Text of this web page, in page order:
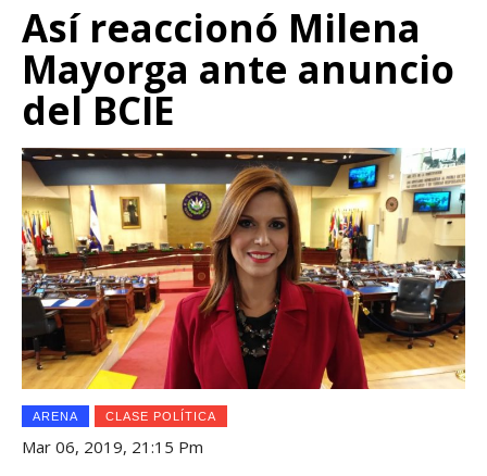
Así reaccionó Milena
Mayorga ante anuncio
del BCIE
ARENA CLASE POLÍTICA
Mar 06, 2019, 21:15 Pm